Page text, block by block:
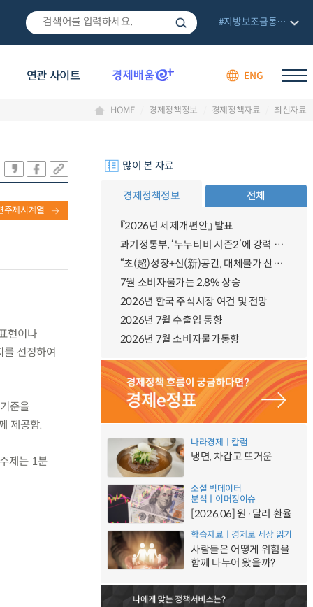
연관 사이트 ENG
#지방보조금통합관리망
HOME 경제정책정보 경제정책자료 최신자료
주제시계열
현이나
선정하여
준을
제공함.
제는 1분
많이 본 자료
경제정책정보 전체
『2026년 세제개편안』 발표
과기정통부, ‘누누티비 시즌2’에 강력 대응 의지 밝혀
“초(超)성장+신(新)공간, 대체불가 산업강국”
7월 소비자물가는 2.8% 상승
2026년 한국 주식시장 여건 및 전망
2026년 7월 수출입 동향
2026년 7월 소비자물가동향
나라경제ㅣ칼럼
냉면, 차갑고 뜨거운
소셜 빅데이터
분석ㅣ이머징이슈
[2026.06] 원·달러 환율
학습자료ㅣ경제로 세상 읽기
사람들은 어떻게 위험을
함께 나누어 왔을까?